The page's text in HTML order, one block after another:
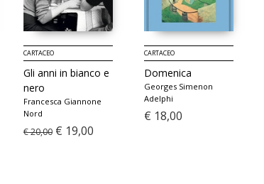
CARTACEO
Gli anni in bianco e
nero
Francesca Giannone
Nord
€ 20,00 € 19,00
CARTACEO
Domenica
Georges Simenon
Adelphi
€ 18,00